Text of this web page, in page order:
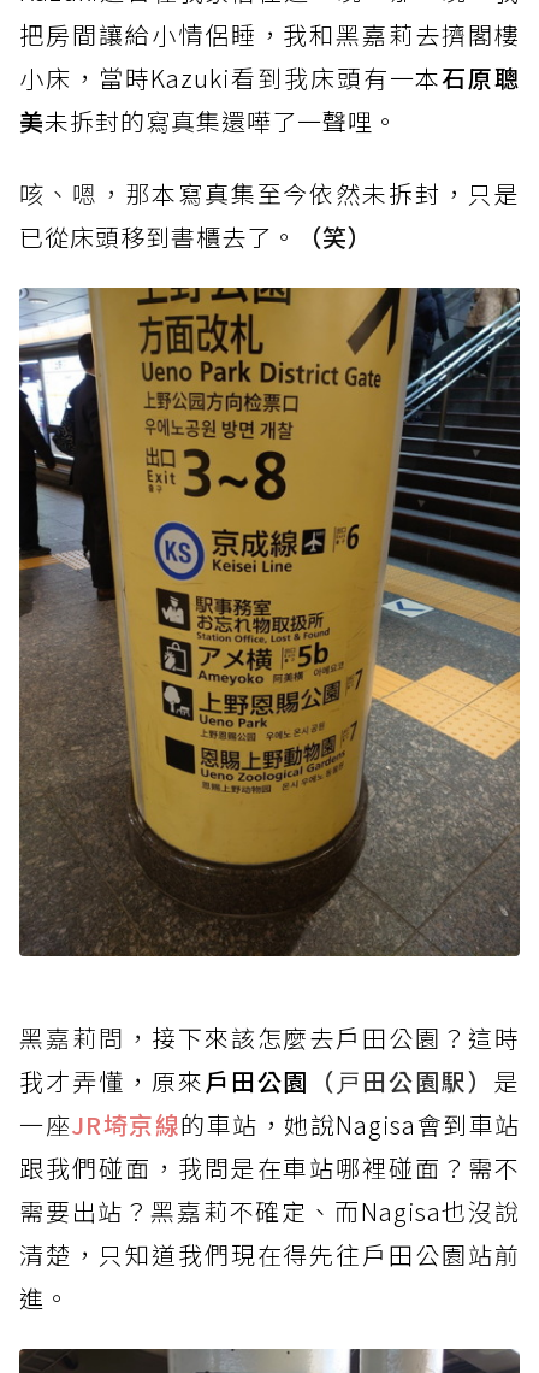
把房間讓給小情侶睡，我和黑嘉莉去擠閣樓
小床，當時Kazuki看到我床頭有一本石原聰
美未拆封的寫真集還嘩了一聲哩。
咳、嗯，那本寫真集至今依然未拆封，只是
已從床頭移到書櫃去了。
（笑）
黑嘉莉問， 接下來該怎麼去戶田公園？這時
我才弄懂，原來戶田公園 （戸田公園駅）是
一座JR埼京線的車站，她說Nagisa會到車站
跟我們碰面，我問是在車站哪裡碰面？需不
需要出站？黑嘉莉不確定、而Nagisa也沒說
清楚，只知道我們現在得先往戶田公園站前
進。